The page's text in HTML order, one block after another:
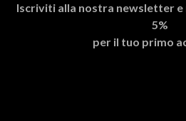
Iscriviti alla nostra newsletter e
5%
per il tuo primo